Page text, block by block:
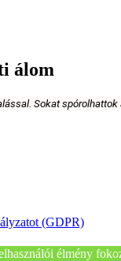
álom
Sokat
(GDPR)
élmény